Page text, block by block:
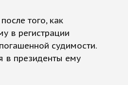
того, как
в регистрации
судимости.
в президенты ему